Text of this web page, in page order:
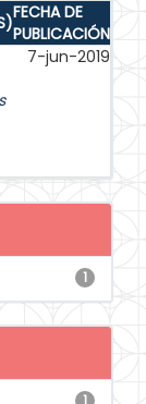
FECHA DE
PUBLICACIÓN
7-jun-2019
1
1